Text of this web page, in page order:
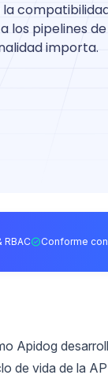
la
los pipelines de
importa.
RBAC Conforme con
Apidog
de vida de la